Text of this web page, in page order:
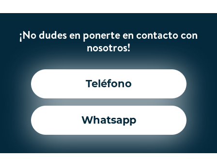
¡No dudes en ponerte en contacto con
nosotros!
Teléfono
Whatsapp